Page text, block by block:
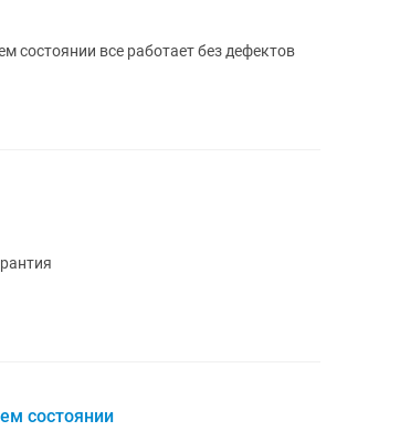
состоянии все работает без дефектов
состоянии